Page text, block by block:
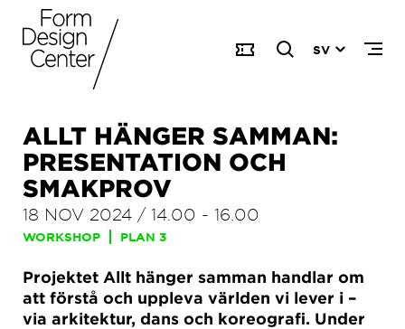
SV
ALLT HÄNGER SAMMAN:
PRESENTATION OCH
SMAKPROV
18 NOV 2024 / 14.00 - 16.00
WORKSHOP PLAN 3
Projektet Allt hänger samman handlar om
att förstå och uppleva världen vi lever i –
via arkitektur, dans och koreografi. Under